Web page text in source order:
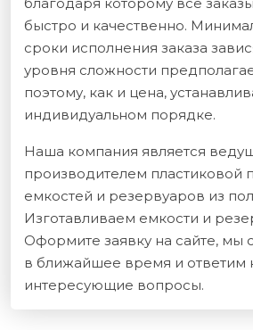
быстро и качественно.
сроки исполнения заказа
уровня сложности
поэтому, как и цена,
индивидуальном порядке.
Наша компания является
производителем пластиковой
емкостей и резервуаров из
Изготавливаем емкости и
Оформите заявку на сайте, мы
в ближайшее время и ответим
интересующие вопросы.